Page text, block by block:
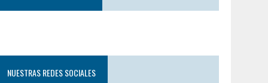
NUESTRAS REDES SOCIALES